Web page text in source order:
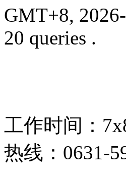
GMT+8,
20 queries .
工作时间：
热线：0631-